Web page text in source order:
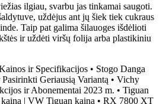
ilgiau, svarbu jas tinkamai saugoti.
uždėjus ant jų šiek tiek cukraus
Taip pat galima šilauoges išdėlioti
ir uždėti viršų folija arba plastikiniu
ir Specifikacijos • Stogo Danga
Geriausią Variantą • Vichy
ir Abonementai 2023 m. • Tiguan
| VW Tiguan kaina • RX 7800 XT